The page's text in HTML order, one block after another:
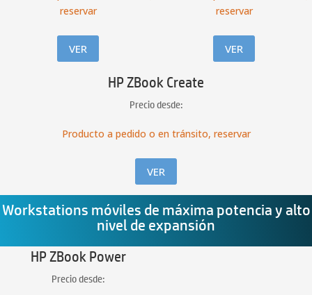
reservar
VER
reservar
VER
HP ZBook Create
Precio desde:
Producto a pedido o en tránsito, reservar
VER
Workstations móviles de máxima potencia y alto
nivel de expansión
HP ZBook Power
Precio desde: